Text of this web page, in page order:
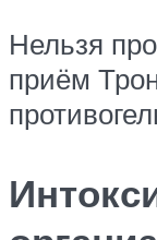
Нельзя
приём